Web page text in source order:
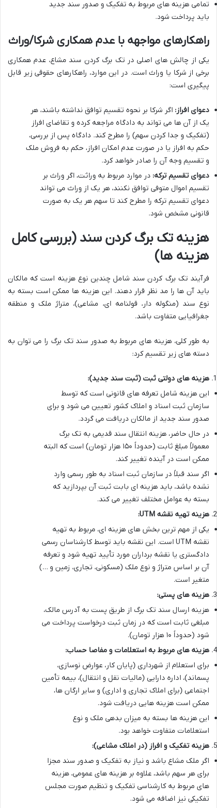
تمامی هزینه های مربوط به تفکیک و صدور سند جدید
باید پرداخت شود.
راهکارهای مواجهه با عدم همکاری شرکا/وراث
یکی از چالش های اصلی در تک برگ کردن سند مشاع، عدم همکاری
برخی از شرکا یا وراث است. در این موارد، راهکارهای حقوقی زیر قابل
پیگیری است:
دعوای افراز: اگر شرکا بر نحوه تقسیم توافق نداشته باشند، هر
یک از آن ها می تواند به دادگاه مراجعه کرده و تقاضای افراز
(تفکیک و جدا کردن سهم) را مطرح کند. دادگاه پس از بررسی،
حکم به افراز یا در صورت عدم امکان افراز، حکم به فروش ملک
و تقسیم وجه آن را صادر خواهد کرد.
دعوای تقسیم ترکه: در موارد مربوط به وراثت، اگر وراث بر
تقسیم اموال متوفی توافق نکنند، هر یک از وراث می تواند
دعوای تقسیم ترکه را مطرح کند تا سهم هر یک به صورت
قانونی مشخص شود.
هزینه تک برگ کردن سند (بررسی کامل
هزینه ها)
فرآیند تک برگ کردن سند شامل چندین نوع هزینه است که مالکان
باید آن ها را مد نظر قرار دهند. این هزینه ها ممکن است بسته به
نوع سند (منگوله دار، قولنامه ای، مشاعی)، متراژ ملک و منطقه
جغرافیایی متفاوت باشد.
به طور کلی، هزینه های مربوط به صدور سند تک برگ را می توان به
دسته های زیر تقسیم کرد:
هزینه های دولتی ثبت (ثبت سند جدید):
این هزینه شامل تعرفه های قانونی است که توسط
سازمان ثبت اسناد و املاک کشور تعیین می شود و برای
صدور سند جدید از مالکان دریافت می گردد.
در حال حاضر، هزینه انتقال سند قدیمی به تک برگ
معمولاً مبلغ ثابت (حدوداً ۱۵۰ هزار تومان) است که البته
ممکن است در آینده تغییر کند.
اگر سند قبلاً در سازمان ثبت اسناد به طور رسمی وارد
نشده باشد، باید هزینه ای بابت ثبت آن بپردازید که
بسته به عوامل مختلف تغییر می کند.
هزینه تهیه نقشه UTM:
یکی از مهم ترین بخش های هزینه ای، مربوط به تهیه
نقشه UTM است. این نقشه باید توسط کارشناسان رسمی
دادگستری یا نقشه برداران مورد تأیید تهیه شود و تعرفه
آن بر اساس متراژ و نوع ملک (مسکونی، تجاری، زمین و …)
متغیر است.
هزینه های پستی:
هزینه ارسال سند تک برگ از طریق پست به آدرس مالک،
مبلغی ثابت است که در زمان ثبت درخواست پرداخت می
شود (حدوداً ۱۰ هزار تومان).
هزینه های مربوط به استعلامات و مفاصا حساب:
برای استعلام از شهرداری (پایان کار، عوارض نوسازی،
پسماند)، اداره دارایی (مالیات نقل و انتقال)، بیمه تأمین
اجتماعی (برای املاک تجاری و اداری) و سایر ارگان ها،
ممکن است هزینه هایی دریافت شود.
این هزینه ها بسته به میزان بدهی ملک و نوع
استعلامات متفاوت خواهد بود.
هزینه تفکیک و افراز (در املاک مشاعی):
اگر ملک مشاع باشد و نیاز به تفکیک و صدور سند مجزا
برای هر سهم باشد، علاوه بر هزینه های عمومی، هزینه
های مربوط به کارشناسی تفکیک و تنظیم صورت مجلس
تفکیکی نیز اضافه می شود.